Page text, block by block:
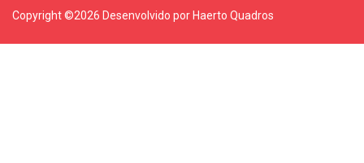
Copyright ©2026 Desenvolvido por Haerto Quadros